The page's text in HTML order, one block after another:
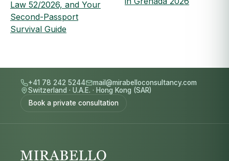
Law 52/2026, and Your
Second-Passport
Survival Guide
+41 78 242 5244
mail@mirabelloconsultancy.com
Switzerland · U.A.E. · Hong Kong (SAR)
Book a private consultation